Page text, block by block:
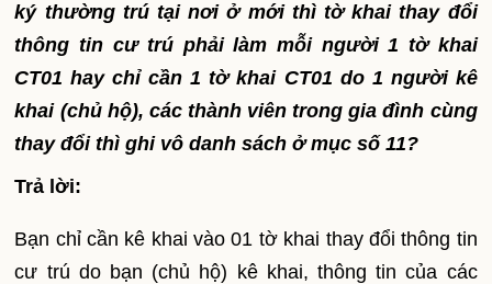
ký thường trú tại nơi ở mới thì tờ khai thay đổi
thông tin cư trú phải làm mỗi người 1 tờ khai
CT01 hay chỉ cần 1 tờ khai CT01 do 1 người kê
khai (chủ hộ), các thành viên trong gia đình cùng
thay đổi thì ghi vô danh sách ở mục số 11?
Trả lời:
Bạn chỉ cần kê khai vào 01 tờ khai thay đổi thông tin
cư trú do bạn (chủ hộ) kê khai, thông tin của các